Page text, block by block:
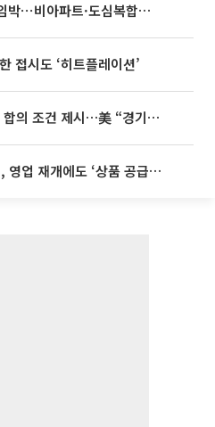
영끌 '주택공급' 대책 임박⋯비아파트·도심복합까지 총동원
접시도 ‘히트플레이션’
이란, 미국에 호르무즈 합의 조건 제시…美 “경기 아직 안 끝나” [종합]
‘회생 D-3주’ 홈플러스, 영업 재개에도 ‘상품 공급망’ 복구가 생존 관건